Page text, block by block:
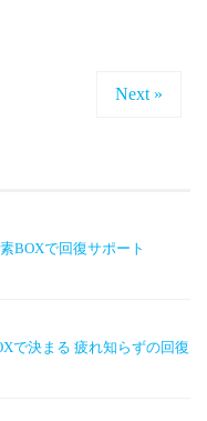
Next »
BOXで回復サポート
で決まる 疲れ知らずの回復